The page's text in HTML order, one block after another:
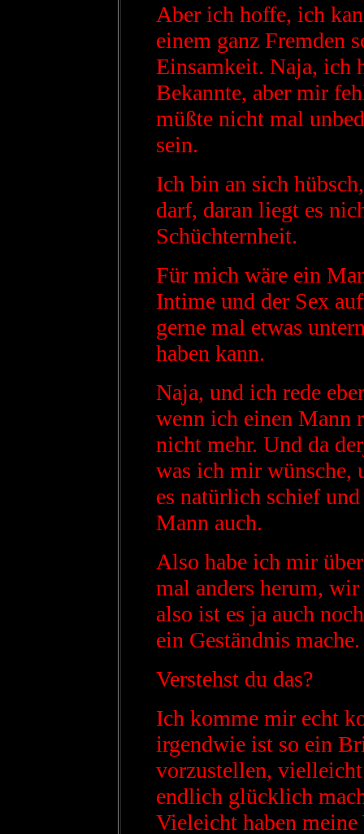
Aber ich hoffe, ich
einem ganz Fremden
Einsamkeit. Naja, ich
Bekannte, aber mir
müßte nicht mal
sein.
Ich bin an sich
darf, daran liegt es
Schüchternheit.
Für mich wäre ein
Intime und der Sex
gerne mal etwas
haben kann.
Naja, und ich rede
wenn ich einen Mann
nicht mehr. Und da
was ich mir wünsche,
es natürlich schief
Mann auch.
Also habe ich mir
mal anders herum,
also ist es ja auch
ein Geständnis mache.
Verstehst du das?
Ich komme mir echt
irgendwie ist so ein
vorzustellen,
endlich glücklich
Vieleicht haben